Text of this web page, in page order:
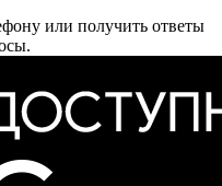
или получить ответы